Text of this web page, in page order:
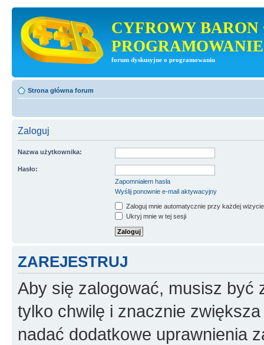
CYFROWY BARON
PROGRAMOWANIE
forum dyskusyjne o programowaniu
Strona główna forum
Zaloguj
Nazwa użytkownika:
Hasło:
Zapomniałem hasła
Wyślij ponownie e-mail aktywacyjny
Zaloguj mnie automatycznie przy każdej wizycie
Ukryj mnie w tej sesji
ZAREJESTRUJ
Aby się zalogować, musisz być
tylko chwilę i znacznie
nadać dodatkowe uprawnienia